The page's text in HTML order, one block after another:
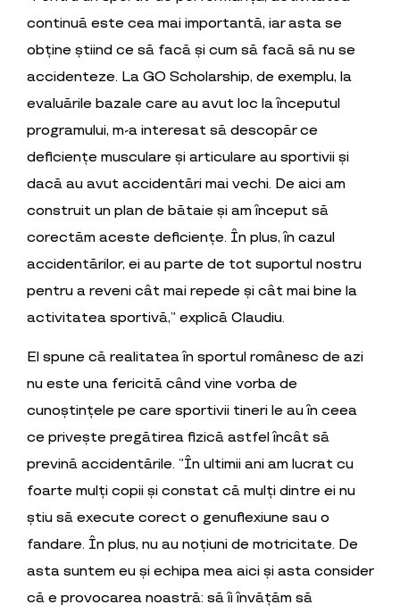
continuă este cea mai importantă, iar asta se
obține știind ce să facă și cum să facă să nu se
accidenteze. La GO Scholarship, de exemplu, la
evaluările bazale care au avut loc la începutul
programului, m-a interesat să descopăr ce
deficiențe musculare și articulare au sportivii și
dacă au avut accidentări mai vechi. De aici am
construit un plan de bătaie și am început să
corectăm aceste deficiențe. În plus, în cazul
accidentărilor, ei au parte de tot suportul nostru
pentru a reveni cât mai repede și cât mai bine la
activitatea sportivă,” explică Claudiu.
El spune că realitatea în sportul românesc de azi
nu este una fericită când vine vorba de
cunoștințele pe care sportivii tineri le au în ceea
ce privește pregătirea fizică astfel încât să
prevină accidentările. ”În ultimii ani am lucrat cu
foarte mulți copii și constat că mulți dintre ei nu
știu să execute corect o genuflexiune sau o
fandare. În plus, nu au noțiuni de motricitate. De
asta suntem eu și echipa mea aici și asta consider
că e provocarea noastră: să îi învățăm să